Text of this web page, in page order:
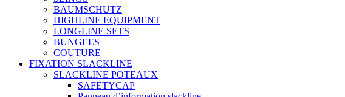
BAUMSCHUTZ
HIGHLINE EQUIPMENT
LONGLINE SETS
BUNGEES
COUTURE
FIXATION SLACKLINE
SLACKLINE POTEAUX
SAFETYCAP